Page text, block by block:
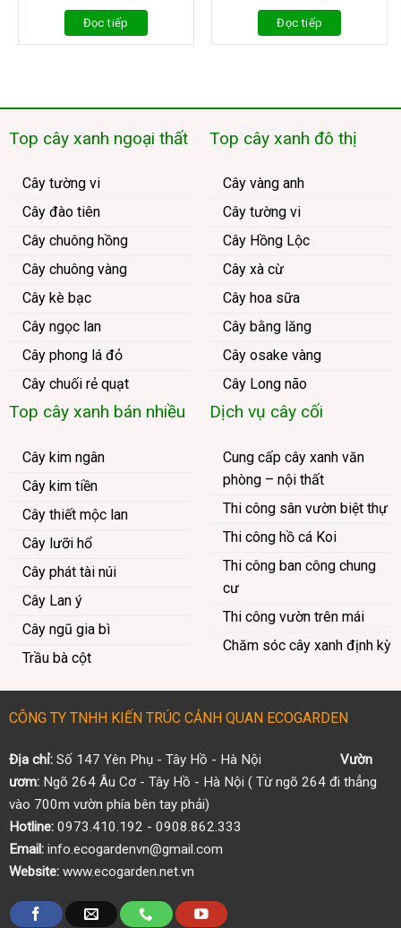
Đọc tiếp Đọc tiếp
Top cây xanh ngoại thất
Cây tường vi
Cây đào tiên
Cây chuông hồng
Cây chuông vàng
Cây kè bạc
Cây ngọc lan
Cây phong lá đỏ
Cây chuối rẻ quạt
Top cây xanh đô thị
Cây vàng anh
Cây tường vi
Cây Hồng Lộc
Cây xà cừ
Cây hoa sữa
Cây bằng lăng
Cây osake vàng
Cây Long não
Top cây xanh bán nhiều
Cây kim ngân
Cây kim tiền
Cây thiết mộc lan
Cây lưỡi hổ
Cây phát tài núi
Cây Lan ý
Cây ngũ gia bì
Trầu bà cột
Dịch vụ cây cối
Cung cấp cây xanh văn
phòng – nội thất
Thi công sân vườn biệt thự
Thi công hồ cá Koi
Thi công ban công chung
cư
Thi công vườn trên mái
Chăm sóc cây xanh định kỳ
CÔNG TY TNHH KIẾN TRÚC CẢNH QUAN ECOGARDEN
Địa chỉ:Số 147 Yên Phụ - Tây Hồ - Hà Nội Vườn
ươm:Ngõ 264 Âu Cơ - Tây Hồ - Hà Nội ( Từ ngõ 264 đi thẳng
vào 700m vườn phía bên tay phải)
Hotline:0973.410.192 - 0908.862.333
Email:info.ecogardenvn@gmail.com
Website:www.ecogarden.net.vn